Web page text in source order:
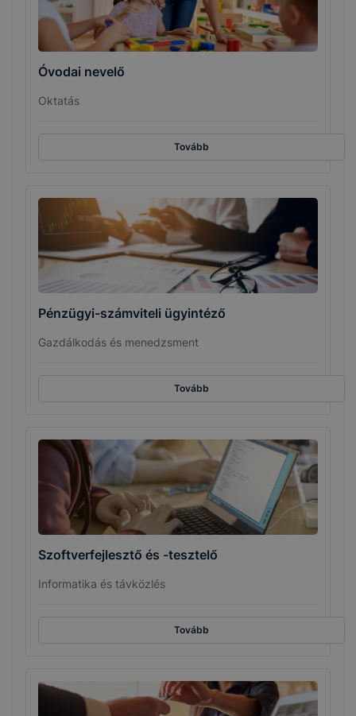
Óvodai nevelő
Oktatás
Tovább
Pénzügyi-számviteli ügyintéző
Gazdálkodás és menedzsment
Tovább
Szoftverfejlesztő és -tesztelő
Informatika és távközlés
Tovább